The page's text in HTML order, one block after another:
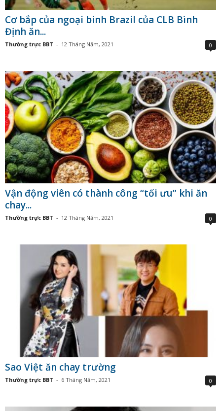
Cơ bắp của ngoại binh Brazil của CLB Bình
Định ăn...
Thường trực BBT - 12 Tháng Năm, 2021 0
Vận động viên có thành công “tối ưu” khi ăn
chay...
Thường trực BBT - 12 Tháng Năm, 2021 0
Sao Việt ăn chay trường
Thường trực BBT - 6 Tháng Năm, 2021 0